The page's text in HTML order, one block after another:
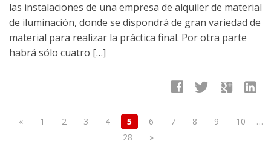
las instalaciones de una empresa de alquiler de material
de iluminación, donde se dispondrá de gran variedad de
material para realizar la práctica final. Por otra parte
habrá sólo cuatro […]
facebook twitter google linkedin
« 1 2 3 4 5 6 7 8 9 10
…
28
»